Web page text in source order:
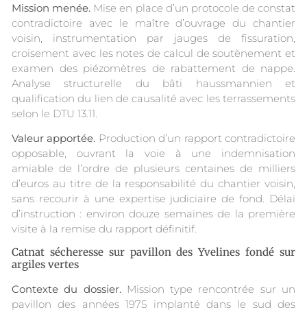
Mission menée. Mise en place d’un protocole de constat
contradictoire avec le maître d’ouvrage du chantier
voisin, instrumentation par jauges de fissuration,
croisement avec les notes de calcul de soutènement et
examen des piézomètres de rabattement de nappe.
Analyse structurelle du bâti haussmannien et
qualification du lien de causalité avec les terrassements
selon le DTU 13.11.
Valeur apportée. Production d’un rapport contradictoire
opposable, ouvrant la voie à une indemnisation
amiable de l’ordre de plusieurs centaines de milliers
d’euros au titre de la responsabilité du chantier voisin,
sans recourir à une expertise judiciaire de fond. Délai
d’instruction : environ douze semaines de la première
visite à la remise du rapport définitif.
Catnat sécheresse sur pavillon des Yvelines fondé sur
argiles vertes
Contexte du dossier.Mission type rencontrée sur un
pavillon des années 1975 implanté dans le sud des